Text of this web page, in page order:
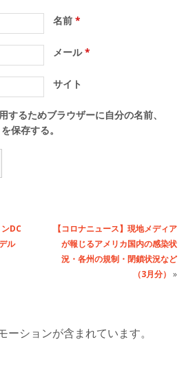
名前*
メール*
サイト
するためブラウザーに自分の名前、
保存する。
DC
ル
【コロナニュース】現地メディア
が報じるアメリカ国内の感染状
況・各州の規制・閉鎖状況など
（3月分） »
ションが含まれています。